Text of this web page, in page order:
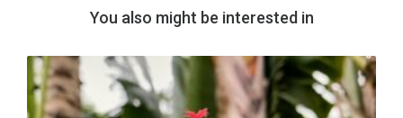
You also might be interested in